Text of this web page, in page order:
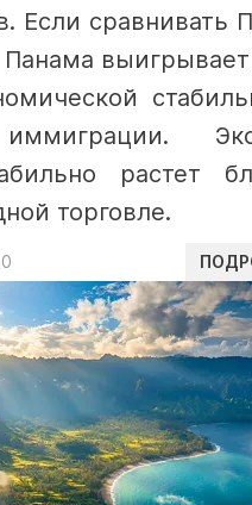
Если сравнивать
выигрывает
растет
торговле.